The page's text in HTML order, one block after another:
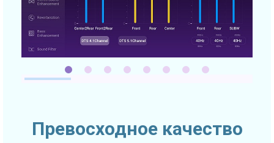
Превосходное качество